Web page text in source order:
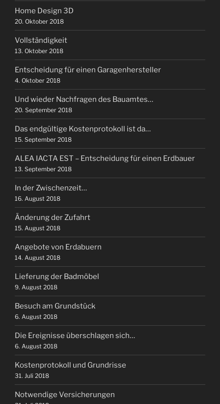
Home Design 3D
20. Oktober 2018
Vollständigkeit
13. Oktober 2018
Entscheidung für einen Garagenhersteller
4. Oktober 2018
Und wieder Nachfragen des Bauamtes…
20. September 2018
Das endgültige Kostenprotokoll ist da…
15. September 2018
ALEA IACTA EST – Entscheidung für einen Erdbauer
13. September 2018
In der Zwischenzeit…
16. August 2018
Änderung der Zufahrt
15. August 2018
Angebote von Erdabuern
14. August 2018
Lieferung der Badmöbel
9. August 2018
Besuch am Grundstück
6. August 2018
Die Ereignisse überschlagen sich…
6. August 2018
Kostenprotokoll und Grundrisse
31. Juli 2018
Notwendige Versicherungen